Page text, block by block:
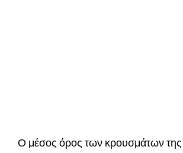
Ο μέσος όρος των κρουσμάτων